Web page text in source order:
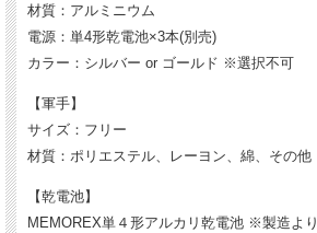
材質：アルミニウム
電源：単4形乾電池×3本(別売)
カラー：シルバー or ゴールド ※選択不可
【軍手】
サイズ：フリー
材質：ポリエステル、レーヨン、綿、その他
【乾電池】
MEMOREX単４形アルカリ乾電池 ※製造よ